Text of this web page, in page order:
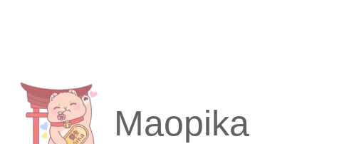
Maopika